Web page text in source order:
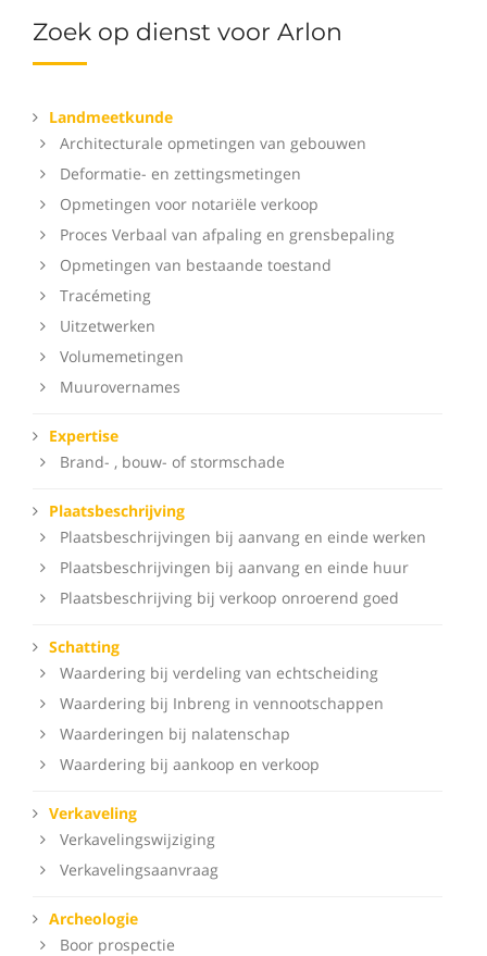
Zoek op dienst voor Arlon
Landmeetkunde
Architecturale opmetingen van gebouwen
Deformatie- en zettingsmetingen
Opmetingen voor notariële verkoop
Proces Verbaal van afpaling en grensbepaling
Opmetingen van bestaande toestand
Tracémeting
Uitzetwerken
Volumemetingen
Muurovernames
Expertise
Brand- , bouw- of stormschade
Plaatsbeschrijving
Plaatsbeschrijvingen bij aanvang en einde werken
Plaatsbeschrijvingen bij aanvang en einde huur
Plaatsbeschrijving bij verkoop onroerend goed
Schatting
Waardering bij verdeling van echtscheiding
Waardering bij Inbreng in vennootschappen
Waarderingen bij nalatenschap
Waardering bij aankoop en verkoop
Verkaveling
Verkavelingswijziging
Verkavelingsaanvraag
Archeologie
Boor prospectie